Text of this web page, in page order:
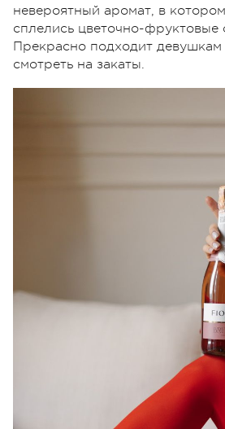
невероятный аромат, в
сплелись цветочно-фруктовые
Прекрасно подходит
смотреть на закаты.